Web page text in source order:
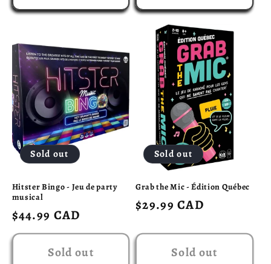
Sold out
Hitster Bingo - Jeu de party
musical
Regular
price
$44.99 CAD
Sold out
Sold out
Grab the Mic - Édition Québec
Regular
$29.99 CAD
Sold out